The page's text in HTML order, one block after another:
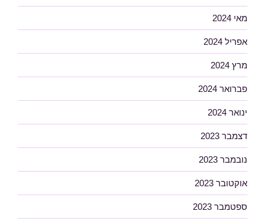
מאי 2024
אפריל 2024
מרץ 2024
פברואר 2024
ינואר 2024
דצמבר 2023
נובמבר 2023
אוקטובר 2023
ספטמבר 2023